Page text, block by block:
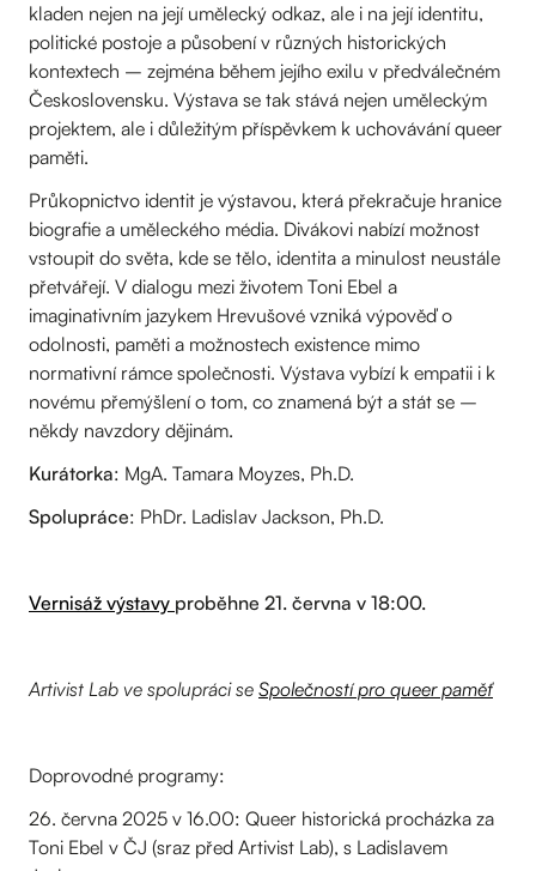
kladen nejen na její umělecký odkaz, ale i na její identitu,
politické postoje a působení v různých historických
kontextech – zejména během jejího exilu v předválečném
Československu. Výstava se tak stává nejen uměleckým
projektem, ale i důležitým příspěvkem k uchovávání queer
paměti.
Průkopnictvo identit je výstavou, která překračuje hranice
biografie a uměleckého média. Divákovi nabízí možnost
vstoupit do světa, kde se tělo, identita a minulost neustále
přetvářejí. V dialogu mezi životem Toni Ebel a
imaginativním jazykem Hrevušové vzniká výpověď o
odolnosti, paměti a možnostech existence mimo
normativní rámce společnosti. Výstava vybízí k empatii i k
novému přemýšlení o tom, co znamená být a stát se –
někdy navzdory dějinám.
Kurátorka: MgA. Tamara Moyzes, Ph.D.
Spolupráce: PhDr. Ladislav Jackson, Ph.D.
Vernisáž výstavy proběhne 21. června v 18:00.
Artivist Lab ve spolupráci se Společností pro queer paměť
Doprovodné programy:
26. června 2025 v 16.00: Queer historická procházka za
Toni Ebel v ČJ (sraz před Artivist Lab), s Ladislavem